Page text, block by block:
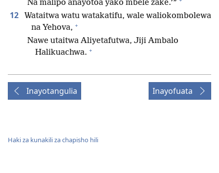
Na malipo anayotoa yako mbele zake.’”
12
Wataitwa watu watakatifu, wale waliokombolewa
na Yehova, +
Nawe utaitwa Aliyetafutwa, Jiji Ambalo
Halikuachwa. +
Inayotangulia Inayofuata
Haki za kunakili za chapisho hili